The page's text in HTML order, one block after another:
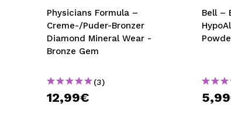
Physicians Formula –
Creme-/Puder-Bronzer
Diamond Mineral Wear -
Bronze Gem
(3)
12,99€
Bell –